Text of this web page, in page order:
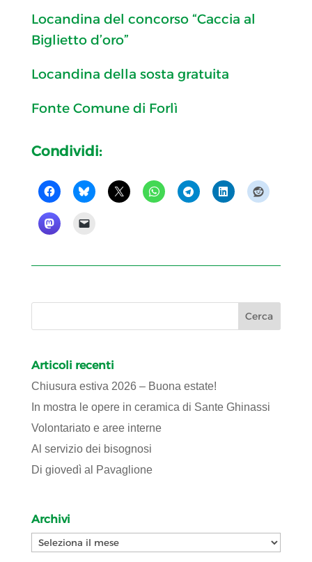
Locandina del concorso “Caccia al
Biglietto d’oro”
Locandina della sosta gratuita
Fonte Comune di Forlì
Condividi:
Articoli recenti
Chiusura estiva 2026 – Buona estate!
In mostra le opere in ceramica di Sante Ghinassi
Volontariato e aree interne
Al servizio dei bisognosi
Di giovedì al Pavaglione
Archivi
Archivi